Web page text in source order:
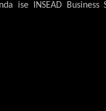
ise INSEAD